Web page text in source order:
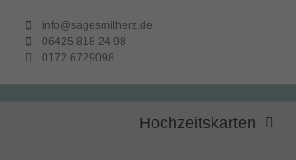
info@sagesmitherz.de
06425 818 24 98
0172 6729098
Hochzeitskarten